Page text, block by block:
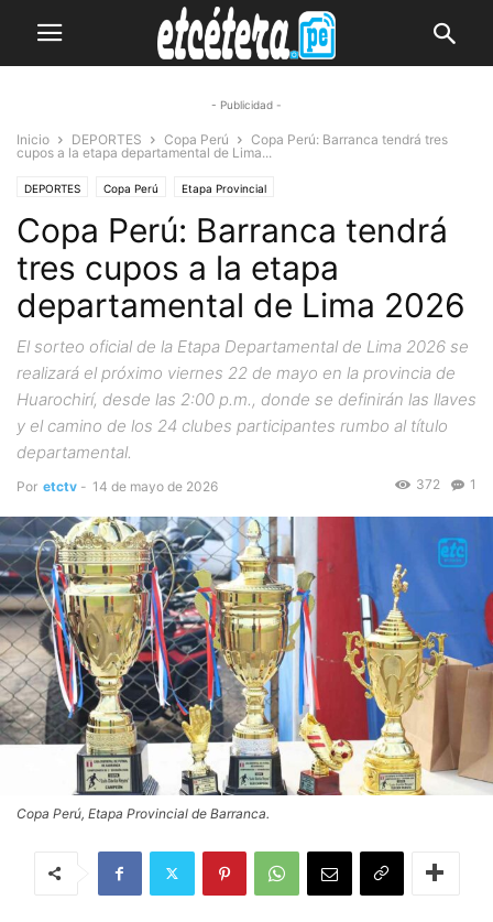
- Publicidad -
Inicio DEPORTES Copa Perú
Copa Perú: Barranca tendrá tres
cupos a la etapa departamental de Lima...
DEPORTES Copa Perú Etapa Provincial
Copa Perú: Barranca tendrá
tres cupos a la etapa
departamental de Lima 2026
El sorteo oficial de la Etapa Departamental de Lima 2026 se
realizará el próximo viernes 22 de mayo en la provincia de
Huarochirí, desde las 2:00 p.m., donde se definirán las llaves
y el camino de los 24 clubes participantes rumbo al título
departamental.
Por etctv - 14 de mayo de 2026 1
372
Copa Perú, Etapa Provincial de Barranca.